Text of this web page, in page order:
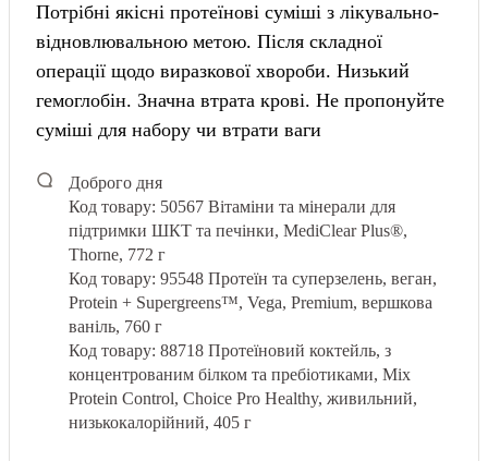
Потрібні якісні протеїнові суміші з лікувально-
відновлювальною метою. Після складної
операції щодо виразкової хвороби. Низький
гемоглобін. Значна втрата крові. Не пропонуйте
суміші для набору чи втрати ваги
Доброго дня
Код товару: 50567 Вітаміни та мінерали для
підтримки ШКТ та печінки, MediClear Plus®,
Thorne, 772 г
Код товару: 95548 Протеїн та суперзелень, веган,
Protein + Supergreens™, Vega, Premium, вершкова
ваніль, 760 г
Код товару: 88718 Протеїновий коктейль, з
концентрованим білком та пребіотиками, Mix
Protein Control, Сhoice Pro Healthy, живильний,
низькокалорійний, 405 г